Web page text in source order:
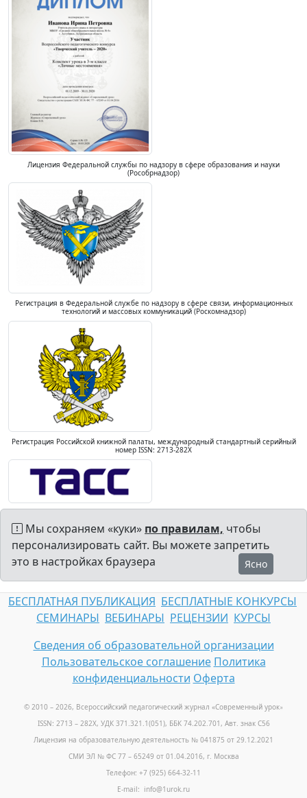
Лицензия Федеральной службы по надзору в сфере образования и науки
(Рособрнадзор)
Регистрация в Федеральной службе по надзору в сфере связи, информационных
технологий и массовых коммуникаций (Роскомнадзор)
Регистрация Российской книжной палаты, международный стандартный серийный
номер ISSN: 2713-282X
Мы сохраняем «куки» по правилам, чтобы
персонализировать сайт. Вы можете запретить
это в настройках браузера
Ясно
БЕСПЛАТНАЯ ПУБЛИКАЦИЯ БЕСПЛАТНЫЕ КОНКУРСЫ
СЕМИНАРЫ ВЕБИНАРЫ РЕЦЕНЗИИ КУРСЫ
Сведения об образовательной организации
Пользовательское соглашение Политика
конфиденциальности Оферта
© 2010 – 2026, Всероссийский педагогический журнал «Современный урок»
ISSN: 2713 – 282X, УДК 371.321.1(051), ББК 74.202.701, Авт. знак С56
Лицензия на образовательную деятельность № 041875 от 29.12.2021
СМИ ЭЛ № ФС 77 – 65249 от 01.04.2016, г. Москва
Телефон: +7 (925) 664-32-11
E-mail: info@1urok.ru